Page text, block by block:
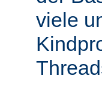
viele